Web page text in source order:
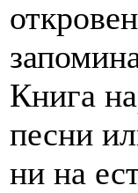
Книга
песни
ни на